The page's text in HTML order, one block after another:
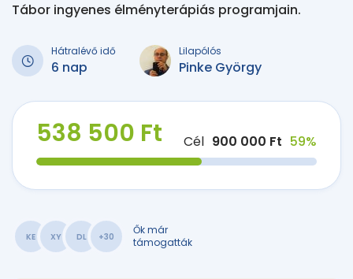
Tábor ingyenes élményterápiás programjain.
Hátralévő idő
6 nap
Lilapólós
Pinke György
538 500 Ft Cél 900 000 Ft 59%
KE XY DL +30
Ők már
támogatták